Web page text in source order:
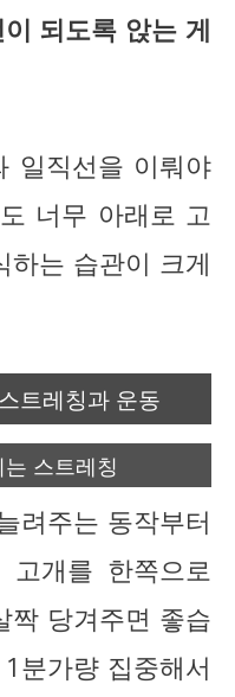
되도록 앉는 게
일직선을 이뤄야
너무 아래로 고
하는 습관이 크게
트레칭과 운동
스트레칭
려주는 동작부터
개를 한쪽으로
짝 당겨주면 좋습
분가량 집중해서